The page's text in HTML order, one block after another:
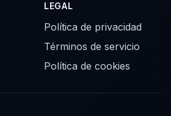
LEGAL
Política de privacidad
Términos de servicio
Política de cookies